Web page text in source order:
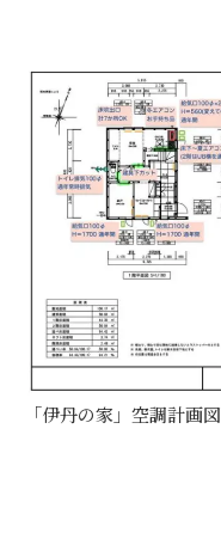
「伊丹の家」空調計画図